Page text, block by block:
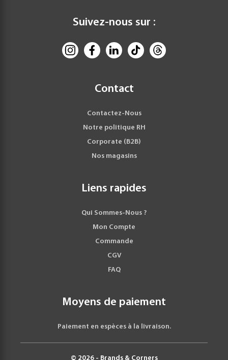
Suivez-nous sur :
Contact
Contactez-Nous
Notre politique RH
Corporate (B2B)
Nos magasins
Liens rapides
Qui Sommes-Nous ?
Mon Compte
Commande
CGV
FAQ
Moyens de paiement
Paiement en espèces à la livraison.
© 2026 - Brands & Corners